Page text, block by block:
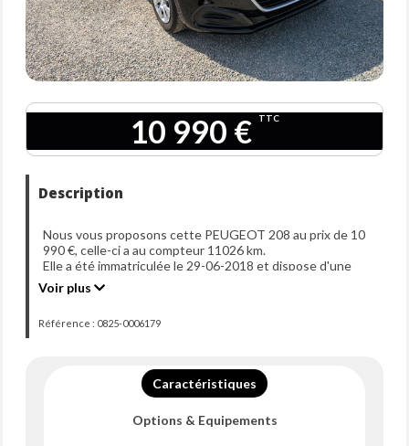
10 990 € TTC
Description
Nous vous proposons cette PEUGEOT 208 au prix de 10
990 €, celle-ci a au compteur 11026 km.
Elle a été immatriculée le 29-06-2018 et dispose d'une
puissance de 68ch din.
Voir plus
Référence : 0825-0006179
Caractéristiques
Options & Equipements